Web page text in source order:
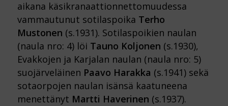
aikana käsikranaattionnettomuudessa
vammautunut sotilaspoika Terho
Mustonen (s.1931). Sotilaspoikien naulan
(naula nro: 4) löi Tauno Koljonen (s.1930),
Evakkojen ja Karjalan naulan (naula nro: 5)
suojärveläinen Paavo Harakka (s.1941) sekä
sotaorpojen naulan isänsä kaatuneena
menettänyt Martti Haverinen (s.1937).